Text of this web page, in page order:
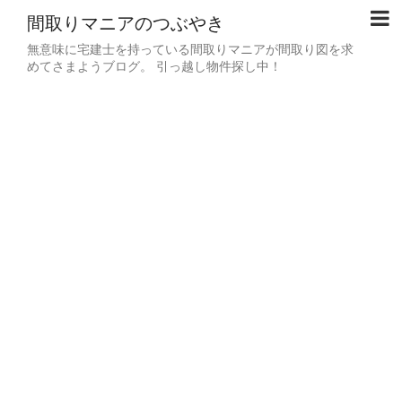
間取りマニアのつぶやき
無意味に宅建士を持っている間取りマニアが間取り図を求
めてさまようブログ。 引っ越し物件探し中！